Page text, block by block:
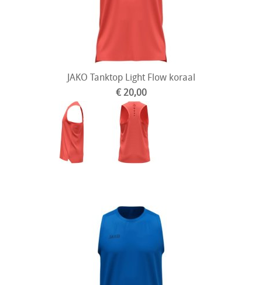
JAKO Tanktop Light Flow koraal
€ 20,00